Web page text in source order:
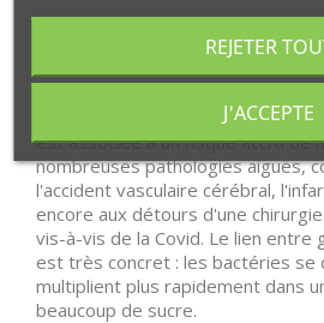
Gestion de la Glycémie
est associée à un risque accru de
nombreuses pathologies aiguës,
l'accident vasculaire cérébral,
encore aux détours d'une
vis-à-vis de la Covid. Le lien entre
est très concret : les bactéries
multiplient plus rapidement dans
beaucoup de sucre.
REJETER
J'ACCEPTE